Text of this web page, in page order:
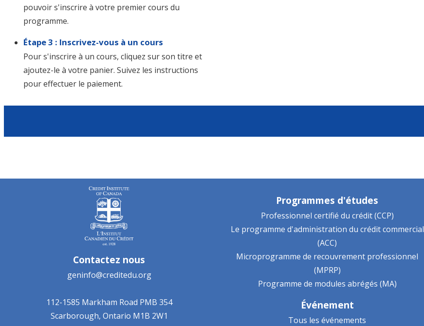
pouvoir s'inscrire à votre premier cours du
programme.
Étape 3 : Inscrivez-vous à un cours
Pour s'inscrire à un cours, cliquez sur son titre et
ajoutez-le à votre panier. Suivez les instructions
pour effectuer le paiement.
Contactez nous
geninfo@creditedu.org
112-1585 Markham Road PMB 354
Scarborough, Ontario M1B 2W1
Programmes d'études
Professionnel certifié du crédit (CCP)
Le programme d'administration du crédit commercial
(ACC)
Microprogramme de recouvrement professionnel
(MPRP)
Programme de modules abrégés (MA)
Événement
Tous les événements